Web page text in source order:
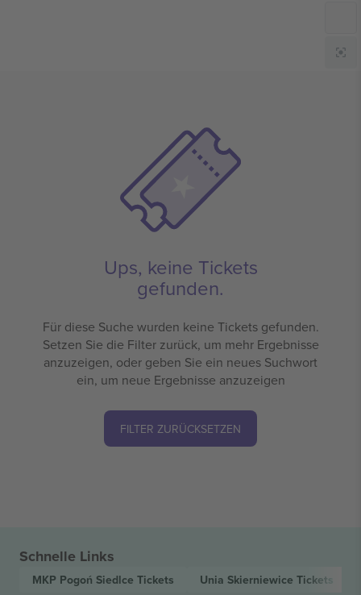
Ups, keine Tickets
gefunden.
Für diese Suche wurden keine Tickets gefunden.
Setzen Sie die Filter zurück, um mehr Ergebnisse
anzuzeigen, oder geben Sie ein neues Suchwort
ein, um neue Ergebnisse anzuzeigen
FILTER ZURÜCKSETZEN
Schnelle Links
MKP Pogoń Siedlce Tickets Unia Skierniewice Tickets